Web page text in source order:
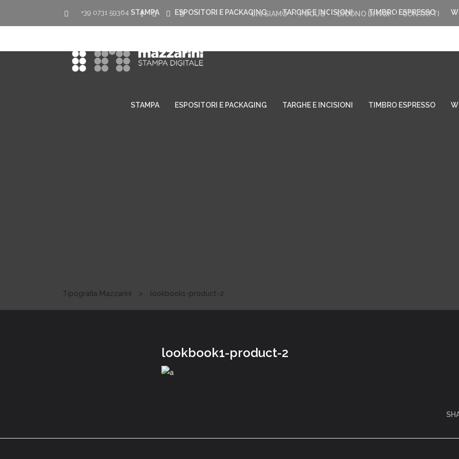
+39 0731 59364 | CHI SIAMO FOCUS DICONO DI NOI CONTATTI
STAMPA ESPOSITORI E PACKAGING TARGHE E INCISIONI TIMBRO ESPRESSO
STAMPA ESPOSITORI E PACKAGING TARGHE E INCISIONI TIMBRO ESPRESSO
Tipografia Mazzarini > lookbook1-product-2
lookbook1-product-2